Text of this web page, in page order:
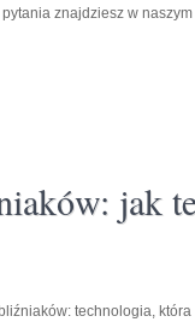
znajdziesz w
jak
technologia,